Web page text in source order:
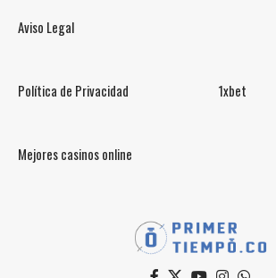
Aviso Legal
Política de Privacidad 1xbet
Mejores casinos online